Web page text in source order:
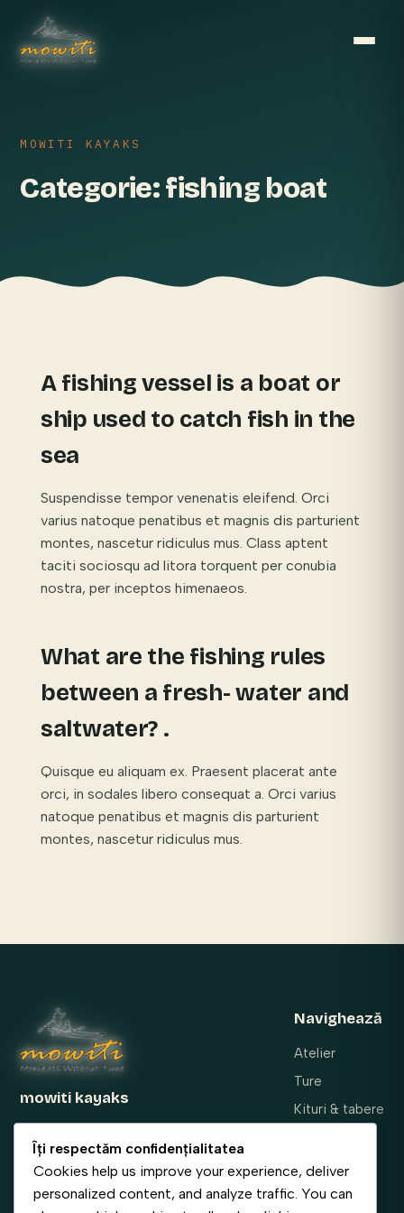
MOWITI KAYAKS
Categorie:fishing boat
A fishing vessel is a boat or
ship used to catch fish in the
sea
Suspendisse tempor venenatis eleifend. Orci
varius natoque penatibus et magnis dis parturient
montes, nascetur ridiculus mus. Class aptent
taciti sociosqu ad litora torquent per conubia
nostra, per inceptos himenaeos.
What are the fishing rules
between a fresh- water and
saltwater? .
Quisque eu aliquam ex. Praesent placerat ante
orci, in sodales libero consequat a. Orci varius
natoque penatibus et magnis dis parturient
montes, nascetur ridiculus mus.
mowiti kayaks
Delta Dunării. Construim puțin, padelăm
mult.
Navighează
Atelier
Ture
Kituri & tabere
Urmărește-ne Contact
Îți respectăm confidențialitatea
Cookies help us improve your experience, deliver
personalized content, and analyze traffic. You can